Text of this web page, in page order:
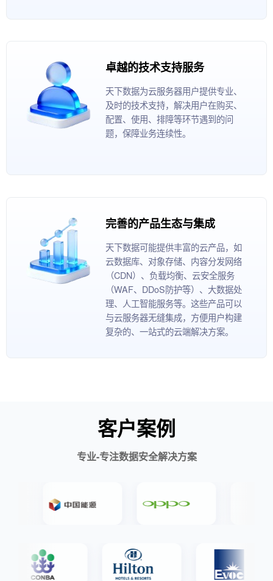
卓越的技术支持服务
天下数据为云服务器用户提供专业、
及时的技术支持，解决用户在购买、
配置、使用、排障等环节遇到的问
题，保障业务连续性。
完善的产品生态与集成
天下数据可能提供丰富的云产品，如
云数据库、对象存储、内容分发网络
（CDN）、负载均衡、云安全服务
（WAF、DDoS防护等）、大数据处
理、人工智能服务等。这些产品可以
与云服务器无缝集成，方便用户构建
复杂的、一站式的云端解决方案。
客户案例
专业-专注数据安全解决方案